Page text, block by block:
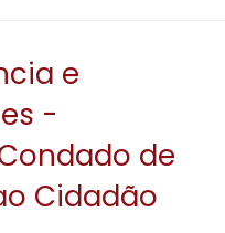
e
-
de
Cidadão